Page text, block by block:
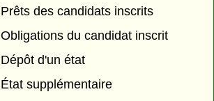
Prêts des candidats inscrits
Obligations du candidat inscrit
Dépôt d'un état
État supplémentaire